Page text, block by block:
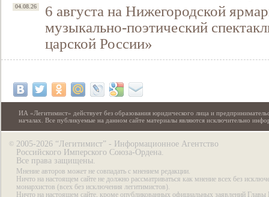
04.08.26
6 августа на Нижегородской
музыкально-поэтический
царской России»
ИА «Легитимист» действует без образования юридического лица и
началах. Все публикуемые на данном сайте материалы являются исключительно
© 2005-2026 “Легитимист” - Информационное Агентство
Российского Имперского Союза-Ордена.
Все права защищены.
Мнение авторов может не совпадать с мнением редакции.
Ничто на настоящем сайте не должно рассматриваться как мнение всех без
монархистов (всех без исключения легитимистов).
Ничто на настоящем сайте, кроме опубликованных официальных заявлений Главы